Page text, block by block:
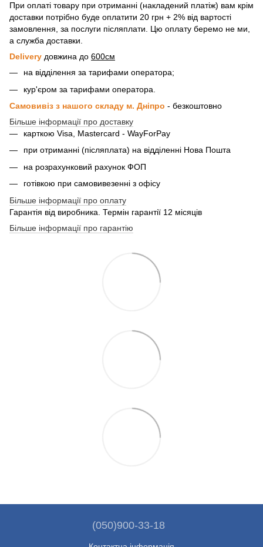
При оплаті товару при отриманні (накладений платіж) вам крім
доставки потрібно буде оплатити 20 грн + 2% від вартості
замовлення, за послуги післяплати. Цю оплату беремо не ми,
а служба доставки.
Delivery довжина до 600см
на відділення за тарифами оператора;
кур'єром за тарифами оператора.
Самовивіз з нашого складу м. Дніпро - безкоштовно
Більше інформації про доставку
карткою Visa, Mastercard - WayForPay
при отриманні (післяплата) на відділенні Нова Пошта
на розрахунковий рахунок ФОП
готівкою при самовивезенні з офісу
Більше інформації про оплату
Гарантія від виробника. Термін гарантії 12 місяців
Більше інформації про гарантію
(050)900-33-18